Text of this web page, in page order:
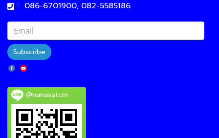
: 086-6701900, 082-5585186
Subscribe
@nanasatcm